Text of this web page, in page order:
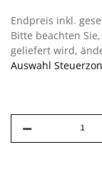
Endpreis inkl.
Bitte beachten
geliefert wird,
Auswahl